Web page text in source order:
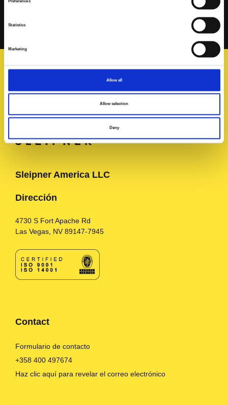
Statistics
Marketing
Allow all
Allow selection
Deny
patines Sleipner han sido muy valiosos para nuestros
Sleipner America LLC
Dirección
4730 S Fort Apache Rd
Las Vegas, NV 89147-7945
Contact
Formulario de contacto
+358 400 497674
Haz clic aquí para revelar el correo electrónico